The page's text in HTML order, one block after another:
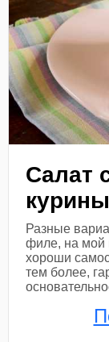
Салат
Разные
филе, на мой
хороши
тем более,